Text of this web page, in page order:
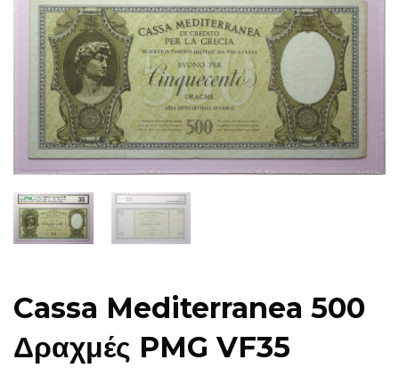
Cassa Mediterranea 500
Δραχμές PMG VF35